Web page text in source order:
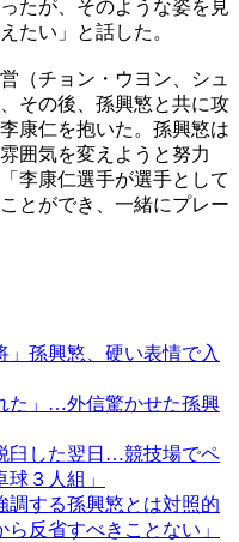
たが、そのような姿を見
たい」と話した。
（チョン・ウヨン、シュ
その後、孫興慜と共に攻
康仁を抱いた。孫興慜は
囲気を変えようと努力
李康仁選手が選手として
とができ、一緒にプレー
」孫興慜、硬い表情で入
た」…外信驚かせた孫興
臼した翌日…競技場でペ
３人組」
調する孫興慜とは対照的
反省すべきことない」